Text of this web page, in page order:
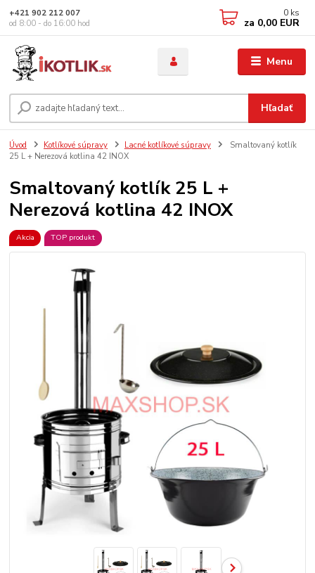
Menu
Hľadať
+421 902 212 007
od 8:00 - do 16:00 hod
0 ks
za 0,00 EUR
Úvod Kotlíkové súpravy Lacné kotlíkové súpravy
Smaltovaný kotlík
25 L + Nerezová kotlina 42 INOX
Smaltovaný kotlík 25 L +
Nerezová kotlina 42 INOX
Akcia TOP produkt